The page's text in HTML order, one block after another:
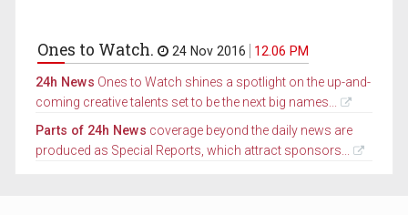
Ones to Watch. 24 Nov 2016 12.06 PM
24h News Ones to Watch shines a spotlight on the up-and-
coming creative talents set to be the next big names...
Parts of 24h News coverage beyond the daily news are
produced as Special Reports, which attract sponsors...